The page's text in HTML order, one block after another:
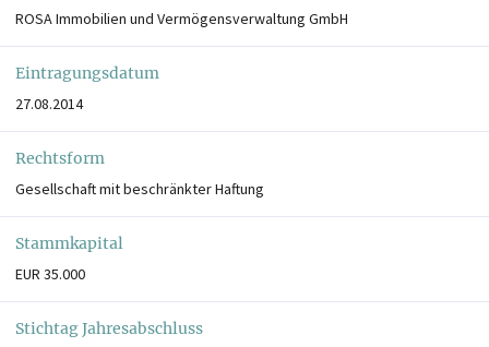
ROSA Immobilien und Vermögensverwaltung GmbH
Eintragungsdatum
27.08.2014
Rechtsform
Gesellschaft mit beschränkter Haftung
Stammkapital
EUR 35.000
Stichtag Jahresabschluss